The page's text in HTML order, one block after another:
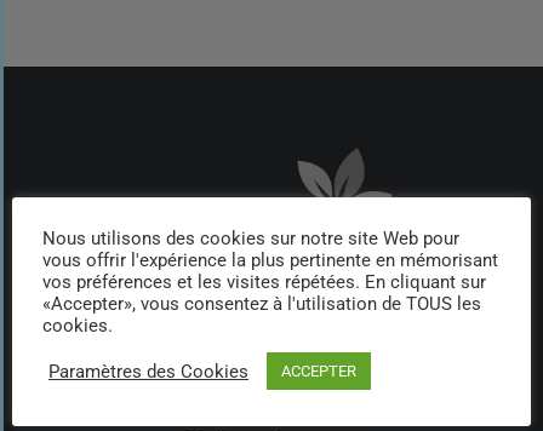
97224 DUCOS
0596 609 569
Nous utilisons des cookies sur notre site Web pour
vous offrir l'expérience la plus pertinente en mémorisant
vos préférences et les visites répétées. En cliquant sur
«Accepter», vous consentez à l'utilisation de TOUS les
cookies.
Paramètres des Cookies ACCEPTER